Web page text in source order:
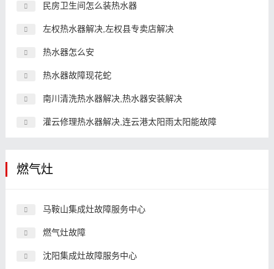
民房卫生间怎么装热水器
左权热水器解决,左权县专卖店解决
热水器怎么安
热水器故障现花蛇
南川清洗热水器解决,热水器安装解决
灌云修理热水器解决,连云港太阳雨太阳能故障
燃气灶
马鞍山集成灶故障服务中心
燃气灶故障
沈阳集成灶故障服务中心